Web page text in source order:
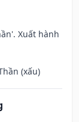
Xuất hành
(xấu)